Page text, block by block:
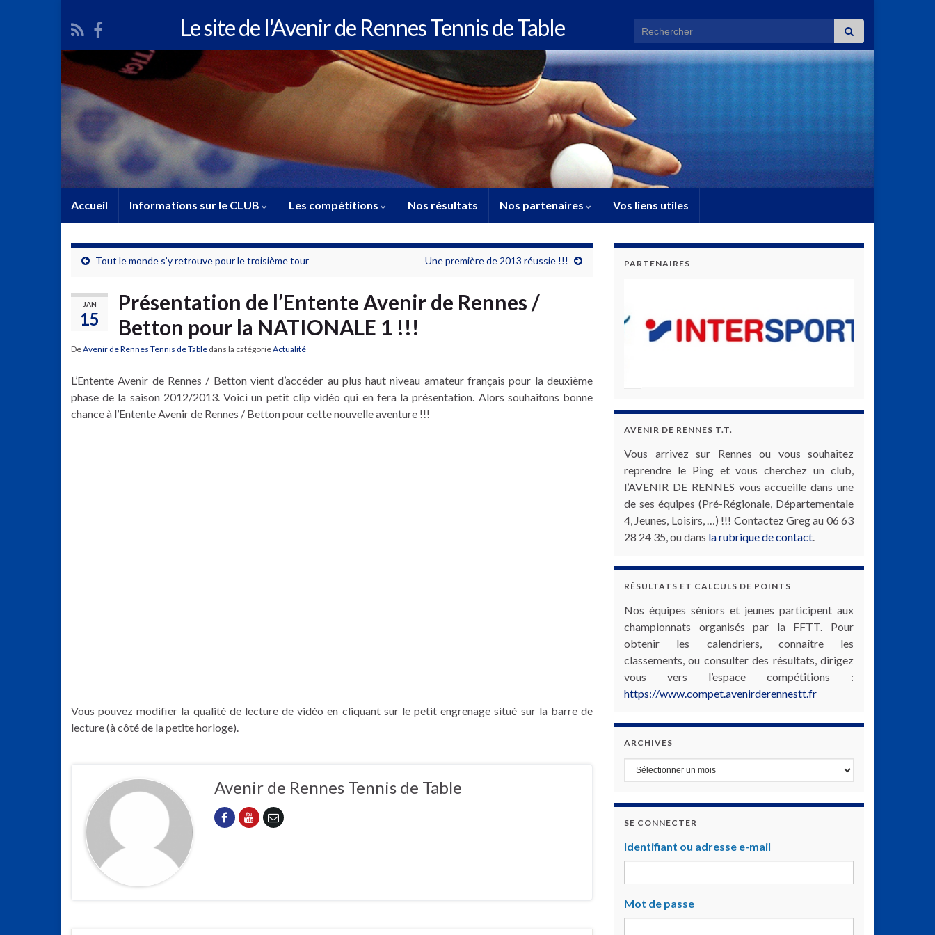
Search for:
Le site de l'Avenir de Rennes Tennis de Table
Accueil Informations sur le CLUB Les compétitions Nos résultats Nos partenaires Vos liens utiles
Tout le monde s’y retrouve pour le troisième tour Une première de 2013 réussie !!!
JAN
15
Présentation de l’Entente Avenir de Rennes /
Betton pour la NATIONALE 1 !!!
DeAvenir de Rennes Tennis de Table dans la catégorieActualité
L’Entente Avenir de Rennes / Betton vient d’accéder au plus haut niveau amateur français pour la deuxième
phase de la saison 2012/2013. Voici un petit clip vidéo qui en fera la présentation. Alors souhaitons bonne
chance à l’Entente Avenir de Rennes / Betton pour cette nouvelle aventure !!!
Vous pouvez modifier la qualité de lecture de vidéo en cliquant sur le petit engrenage situé sur la barre de
lecture (à côté de la petite horloge).
Avenir de Rennes Tennis de Table
PARTENAIRES
AVENIR DE RENNES T.T.
Vous arrivez sur Rennes ou vous souhaitez
reprendre le Ping et vous cherchez un club,
l’AVENIR DE RENNES vous accueille dans une
de ses équipes (Pré-Régionale, Départementale
4, Jeunes, Loisirs, …) !!! Contactez Greg au 06 63
28 24 35, ou dans la rubrique de contact.
RÉSULTATS ET CALCULS DE POINTS
Nos équipes séniors et jeunes participent aux
championnats organisés par la FFTT. Pour
obtenir les calendriers, connaître les
classements, ou consulter des résultats, dirigez
vous vers l’espace compétitions :
https://www.compet.avenirderennestt.fr
ARCHIVES
Archives
SE CONNECTER
Identifiant ou adresse e-mail
Mot de passe